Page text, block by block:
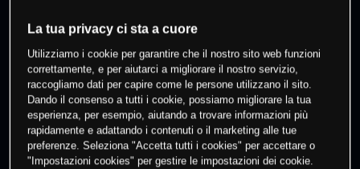
% dei clienti hanno posizioni
questo prodotto
Fai trading
La tua privacy ci sta a cuore
Utilizziamo i cookie per garantire che il nostro sito web funzioni
correttamente, e per aiutarci a migliorare il nostro servizio,
raccogliamo dati per capire come le persone utilizzano il sito.
Dando il consenso a tutti i cookie, possiamo migliorare la tua
esperienza, per esempio, aiutando a trovare informazioni più
rapidamente e adattando i contenuti o il marketing alle tue
preferenze. Seleziona "Accetta tutti i cookies" per accettare o
"Impostazioni cookies" per gestire le impostazioni dei cookie.